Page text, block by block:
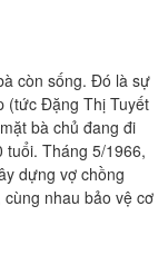
còn sống. Đó là sự
(tức Đặng Thị Tuyết
bà chủ đang đi
tuổi. Tháng 5/1966,
dựng vợ chồng
nhau bảo vệ cơ